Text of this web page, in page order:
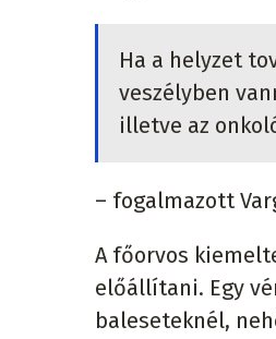
Ha a helyzet
veszélyben
illetve az
– fogalmazott
A főorvos
előállítani. Egy
baleseteknél,